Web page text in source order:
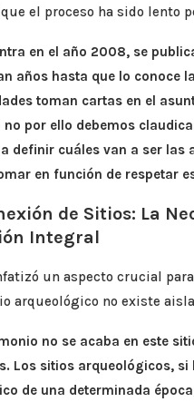
el proceso ha sido lento
en el año 2008, se
años hasta que lo conoce
toman cartas en el
no por ello debemos
definir cuáles van a ser las
en función de respetar
de Sitios: La
Integral
un aspecto crucial
arqueológico no existe
no se acaba en este
Los sitios arqueológicos,
de una determinada